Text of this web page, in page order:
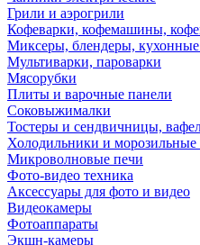
Грили и аэрогрили
Кофеварки, кофемашины,
Миксеры, блендеры,
Мультиварки, пароварки
Мясорубки
Плиты и варочные панели
Соковыжималки
Тостеры и сендвичницы,
Холодильники и
Микроволновые печи
Фото-видео техника
Аксессуары для фото и видео
Видеокамеры
Фотоаппараты
Экшн-камеры